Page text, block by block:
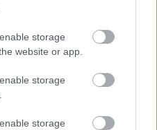
storage
website or app.
storage
storage
ban, hogy ez a
admin felületére